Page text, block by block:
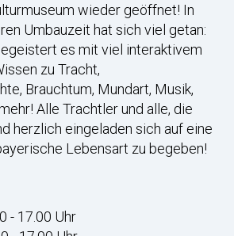
wieder geöffnet! In
Umbauzeit hat sich viel getan:
es mit viel interaktivem
zu Tracht,
Brauchtum, Mundart, Musik,
Alle Trachtler und alle, die
herzlich eingeladen sich auf eine
Lebensart zu begeben!
- 17.00 Uhr